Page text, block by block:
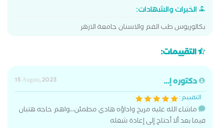
الخبرات والشهادات:
بكالوريوس طب الفم والاسنان جامعة الازهر
التقييمات:
دكتوره إ...
15 August, 2023
التقييم :
ماشاء الله عليه مريح واداؤه هادي مطمئن،،،واهم حاجه هتبان
فيما بعد ألا أحتاج إلى إعادة شغله